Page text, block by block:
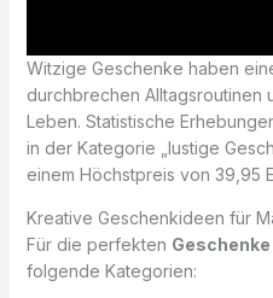
Witzige Geschenke haben
durchbrechen Alltagsroutinen
Leben. Statistische
in der Kategorie „lustige
einem Höchstpreis von 39,95
Kreative Geschenkideen für
Für die perfekten
folgende Kategorien: